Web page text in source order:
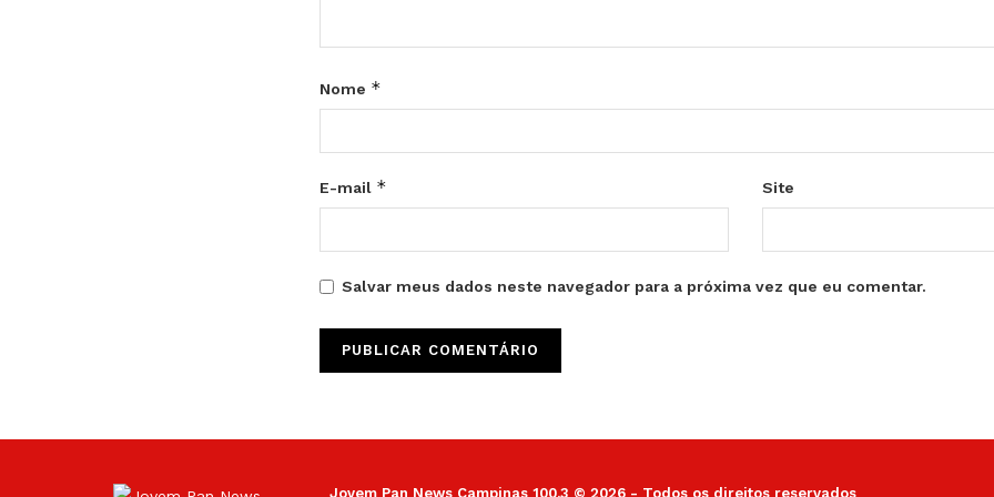
Nome *
E-mail * Site
Salvar meus dados neste navegador para a próxima vez que eu comentar.
Jovem Pan News Campinas 100.3 © 2026 - Todos os direitos reservados